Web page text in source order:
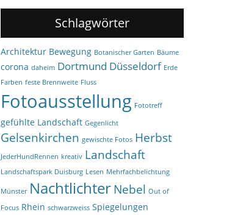
Schlagwörter
Architektur Bewegung Botanischer Garten Bäume
corona daheim Dortmund Düsseldorf Erde
Farben feste Brennweite Fluss
Fotoausstellung Fototreff
gefühlte Landschaft Gegenlicht
Gelsenkirchen gewischte Fotos Herbst
JederHundRennen kreativ Landschaft
Landschaftspark Duisburg Lesen Mehrfachbelichtung
Münster NachtlichterNebel Out of
Focus Rhein schwarzweiss Spiegelungen